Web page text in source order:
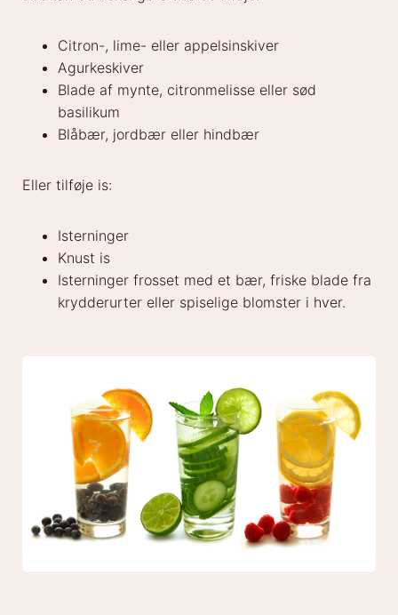
Citron-, lime- eller appelsinskiver
Agurkeskiver
Blade af mynte, citronmelisse eller sød
basilikum
Blåbær, jordbær eller hindbær
Eller tilføje is:
Isterninger
Knust is
Isterninger frosset med et bær, friske blade fra
krydderurter eller spiselige blomster i hver.